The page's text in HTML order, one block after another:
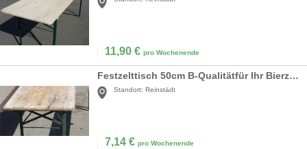
11,90 € pro Wochenende
Festzelttisch 50cm B-Qualitätfür Ihr Bierzelt
Standort: Reinstädt
7,14 € pro Wochenende